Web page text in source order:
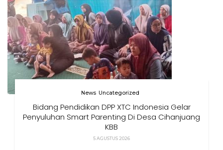
News Uncategorized
Bidang Pendidikan DPP XTC Indonesia Gelar
Penyuluhan Smart Parenting Di Desa Cihanjuang
KBB
5 AGUSTUS 2026